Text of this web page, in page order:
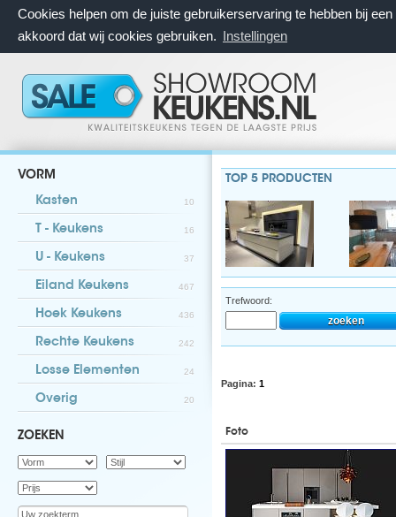
Cookies helpen om de juiste gebruikerservaring te hebben bij
akkoord dat wij cookies gebruiken. Instellingen
VORM
Kasten 10
T - Keukens 16
U - Keukens 37
Eiland Keukens 467
Hoek Keukens 436
Rechte Keukens 242
Losse Elementen 24
Overig 20
ZOEKEN
TOP 5 PRODUCTEN
Trefwoord:
Pagina: 1
Foto